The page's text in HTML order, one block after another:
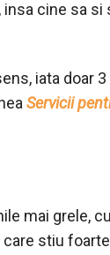
cine sa si
iata doar
Servicii
mai grele,
stiu